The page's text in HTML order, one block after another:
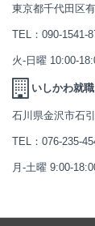
東京都千代田区
TEL： 090-1541-
火-日曜 10:00-
いしかわ就
石川県金沢市石
TEL： 076-235-
月-土曜 9:00-